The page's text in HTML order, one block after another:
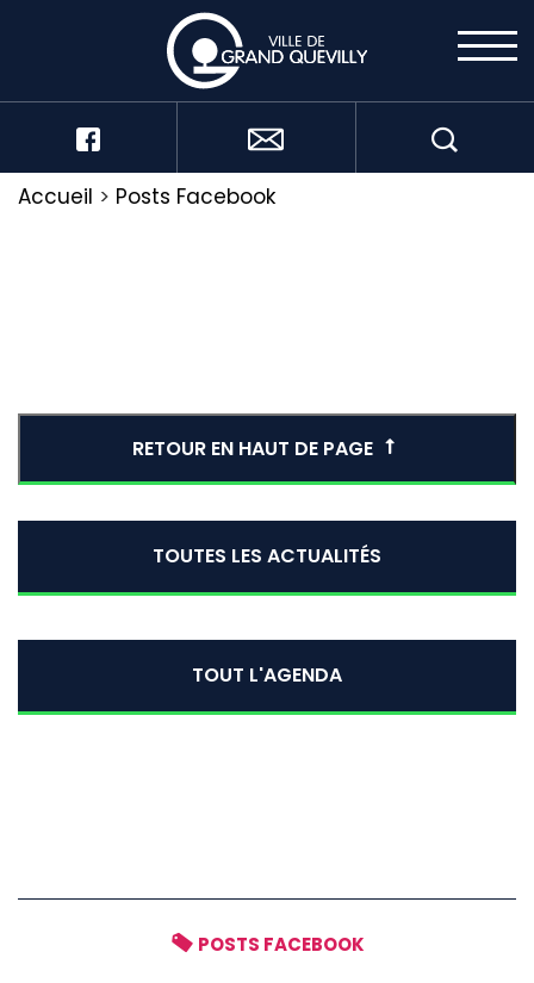
Accueil > Posts Facebook
RETOUR EN HAUT DE PAGE
TOUTES LES ACTUALITÉS
TOUT L'AGENDA
POSTS FACEBOOK